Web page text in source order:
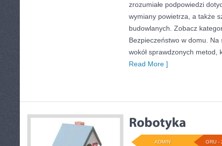
zrozumiałe podpowiedzi
wymiany powietrza, a także
budowlanych. Zobacz
Bezpieczeństwo w domu.
wokół sprawdzonych metod,
Read More ]
GRU -
ADMIN